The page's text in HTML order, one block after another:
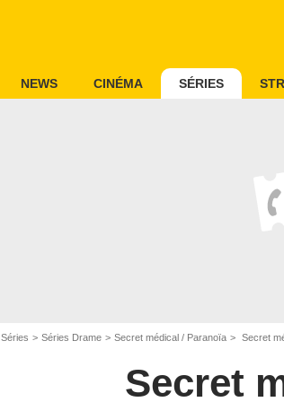
NEWS CINÉMA SÉRIES
Séries Séries Drame Secret médical / Paranoïa Secret
Secret